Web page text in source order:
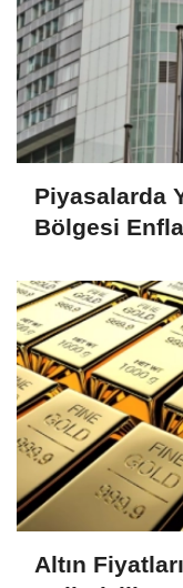
Piyasalarda
Bölgesi
Altın